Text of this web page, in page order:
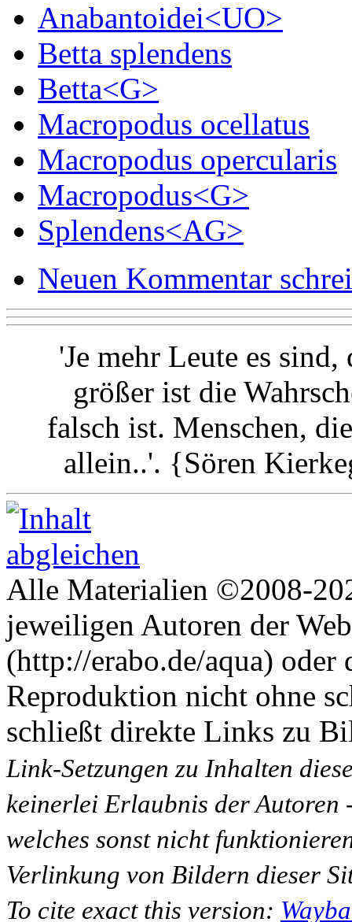
Anabantoidei<UO>
Betta splendens
Betta<G>
Macropodus ocellatus
Macropodus opercularis
Macropodus<G>
Splendens<AG>
Neuen Kommentar
'Je mehr Leute es sind,
größer ist die
falsch ist. Menschen,
allein..'. {Sören
Alle Materialien ©2008-
jeweiligen Autoren der
(http://erabo.de/aqua) oder
Reproduktion nicht ohne
schließt direkte Links zu
Link-Setzungen zu Inhalten
keinerlei Erlaubnis der Autoren
welches sonst nicht
Verlinkung von Bildern dieser
To cite exact this version: